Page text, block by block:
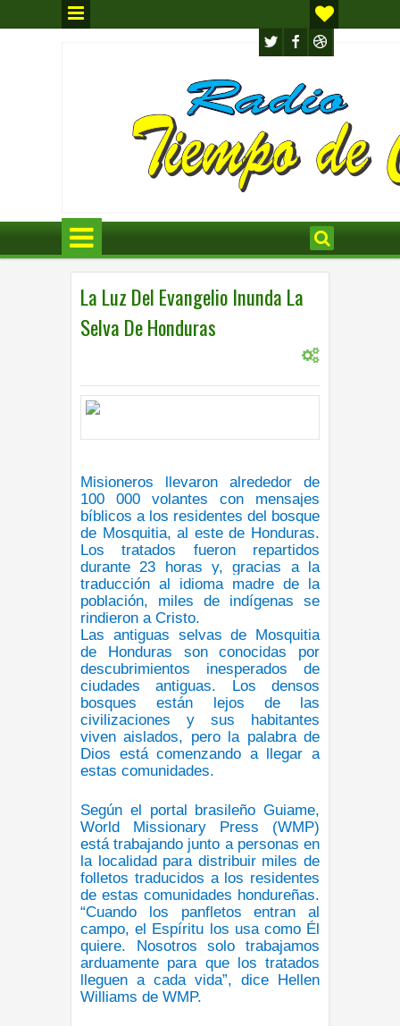
La Luz Del Evangelio Inunda La
Selva De Honduras
Misioneros llevaron alrededor de
100 000 volantes con mensajes
bíblicos a los residentes del bosque
de Mosquitia, al este de Honduras.
Los tratados fueron repartidos
durante 23 horas y, gracias a la
traducción al idioma madre de la
población, miles de indígenas se
rindieron a Cristo.
Las antiguas selvas de Mosquitia
de Honduras son conocidas por
descubrimientos inesperados de
ciudades antiguas. Los densos
bosques están lejos de las
civilizaciones y sus habitantes
viven aislados, pero la palabra de
Dios está comenzando a llegar a
estas comunidades.
Según el portal brasileño Guiame,
World Missionary Press (WMP)
está trabajando junto a personas en
la localidad para distribuir miles de
folletos traducidos a los residentes
de estas comunidades hondureñas.
“Cuando los panfletos entran al
campo, el Espíritu los usa como Él
quiere. Nosotros solo trabajamos
arduamente para que los tratados
lleguen a cada vida”, dice Hellen
Williams de WMP.